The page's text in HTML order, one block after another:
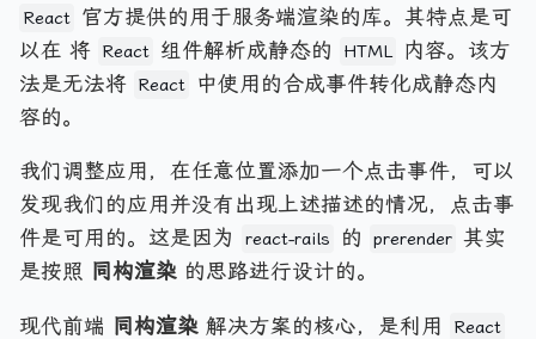
React 官方提供的用于服务端渲染的库。其特点是可
以在 将 React 组件解析成静态的 HTML
内容。该方
法是无法将 React
中使用的合成事件转化成静态内
容的。
我们调整应用，在任意位置添加一个点击事件，可以
发现我们的应用并没有出现上述描述的情况，点击事
件是可用的。这是因为
react-rails 的 prerender 其实
是按照 同构渲染 的思路进行设计的。
现代前端 同构渲染 解决方案的核心，是利用 React